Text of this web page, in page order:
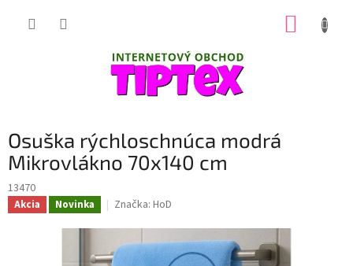
Osuška rýchloschnúca modrá
Mikrovlákno 70x140 cm
13470
Akcia Novinka Značka: HoD